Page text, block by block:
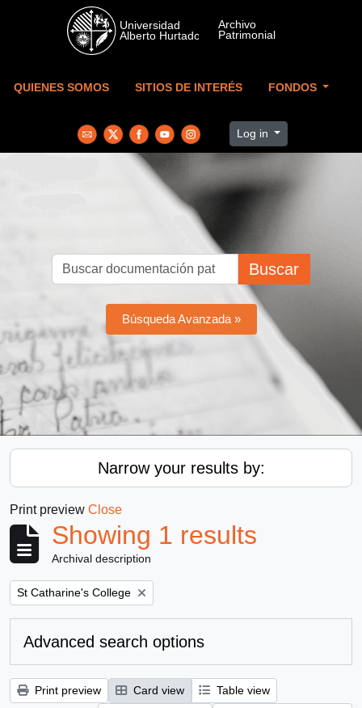
Skip to main content
QUIENES SOMOS SITIOS DE INTERÉS FONDOS
Log in
Buscar
Búsqueda Avanzada »
Narrow your results by:
Print preview Close
Showing 1 results
Archival description
Remove filter:
St Catharine's College
Advanced search options
Print preview Card view
Table view